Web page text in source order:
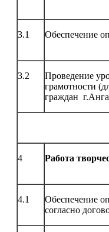
3.1 Обеспечение
3.2
Проведение
грамотности
граждан
4 Работа
4.1
Обеспечение
согласно